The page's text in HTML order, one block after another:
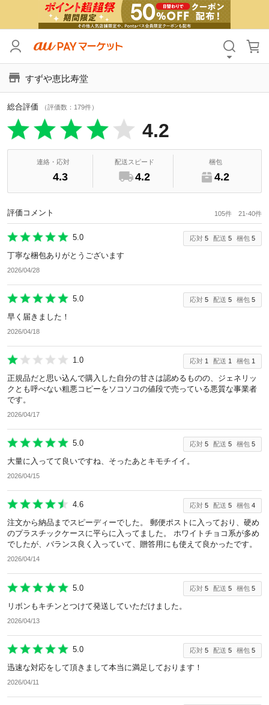
すずや恵比寿堂
総合評価 （評価数：179件）
4.2
連絡・応対
4.3
配送スピード
4.2
梱包
4.2
評価コメント 105件 21-40件
5.0 応対 5 配送 5 梱包 5
丁寧な梱包ありがとうございます
2026/04/28
5.0 応対 5 配送 5 梱包 5
早く届きました！
2026/04/18
1.0 応対 1 配送 1 梱包 1
正規品だと思い込んで購入した自分の甘さは認めるものの、ジェネリッ
クとも呼べない粗悪コピーをソコソコの値段で売っている悪質な事業者
です。
2026/04/17
5.0 応対 5 配送 5 梱包 5
大量に入ってて良いですね、そったあとキモチイイ。
2026/04/15
4.6 応対 5 配送 5 梱包 4
注文から納品までスピーディーでした。 郵便ポストに入っており、硬め
のプラスチックケースに平らに入ってました。 ホワイトチョコ系が多め
でしたが、バランス良く入っていて、贈答用にも使えて良かったです。
2026/04/14
5.0 応対 5 配送 5 梱包 5
リボンもキチンとつけて発送していただけました。
2026/04/13
5.0 応対 5 配送 5 梱包 5
迅速な対応をして頂きまして本当に満足しております！
2026/04/11
カテゴリ すべて
価格
支払い方法
その他の条件
送料無料 タイムセール
ポイントUPセレクトのみ